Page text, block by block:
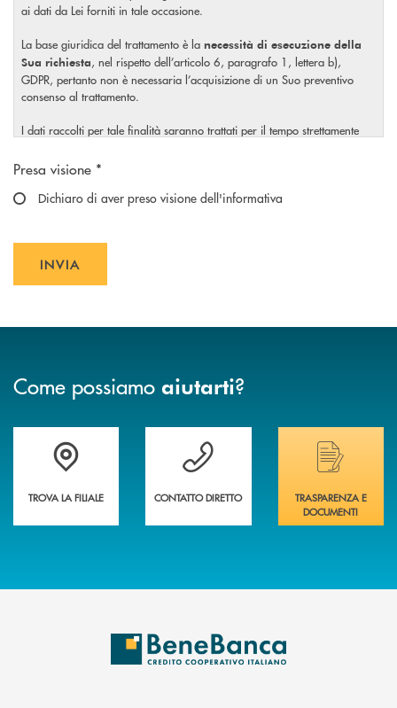
ai dati da Lei forniti in tale occasione.
La base giuridica del trattamento è la necessità di esecuzione della
Sua richiesta, nel rispetto dell’articolo 6, paragrafo 1, lettera b),
GDPR, pertanto non è necessaria l’acquisizione di un Suo preventivo
consenso al trattamento.
I dati raccolti per tale finalità saranno trattati per il tempo strettamente
visionare l’informativa completa sul trattamento dei Suoi dati
Scegliere un'opzione
Presa visione *
Dichiaro di aver preso visione dell'informativa
INVIA
Come possiamo aiutarti?
Trova la filiale più vicina a te&nbsp;
TROVA LA FILIALE
Hai bisogno di assistenza immediata?
CONTATTO DIRETTO
Hai bisogno di
TRASPARENZA E
DOCUMENTI